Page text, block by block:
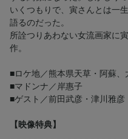
いくつもりで、寅さんとは一
語るのだった。
所詮つりあわない女流画家に
作。
■ロケ地／熊本県天草・阿蘇、
■マドンナ／岸惠子
■ゲスト／前田武彦・津川雅彦
【映像特典】